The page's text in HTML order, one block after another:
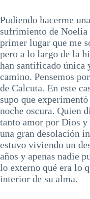
Pudiendo hacerme
sufrimiento de Noelia
primer lugar que me
pero a lo largo de la
han santificado única
camino. Pensemos
de Calcuta. En este
supo que
noche oscura. Quien
tanto amor por Dios y
una gran desolación
estuvo viviendo un
años y apenas nadie
lo externo qué era lo
interior de su alma.